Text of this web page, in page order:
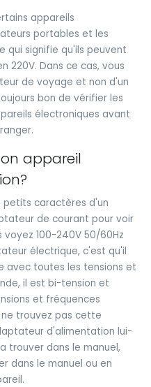
appareils
portables et les
qui signifie qu'ils peuvent
220V. Dans ce cas, vous
de voyage et non d'un
bon de vérifier les
électroniques avant
appareil
petits caractères d'un
de courant pour voir
voyez 100-240V 50/60Hz
électrique, c'est qu'il
avec toutes les tensions et
il est bi-tension et
et fréquences
ne trouvez pas cette
d'alimentation lui-
trouver dans le manuel,
dans le manuel ou en